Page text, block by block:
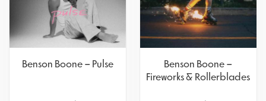
Benson Boone –
Fireworks & Rollerblades
Benson Boone – Pulse